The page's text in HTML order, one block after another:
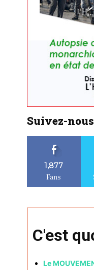
Suivez-
1,877
Fans
C'est
Le